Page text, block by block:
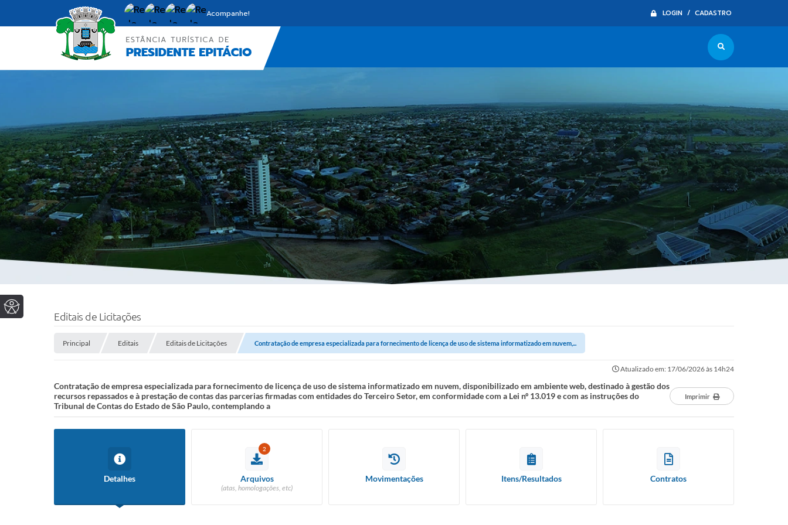
LOGIN / CADASTRO
Acompanhe!
Editais de Licitações
Principal Editais Editais de Licitações Contratação de empresa especializada para fornecimento de licença de uso de sistema informatizado em nuvem,...
Atualizado em: 17/06/2026 às 14h24
Contratação de empresa especializada para fornecimento de licença de uso de sistema informatizado em nuvem, disponibilizado em ambiente web, destinado à gestão dos
recursos repassados e à prestação de contas das parcerias firmadas com entidades do Terceiro Setor, em conformidade com a Lei nº 13.019 e com as instruções do
Tribunal de Contas do Estado de São Paulo, contemplando a
Imprimir
Detalhes
2
Arquivos
(atas, homologações, etc)
Movimentações Itens/Resultados Contratos